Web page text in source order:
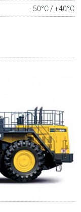
- 50°C / +40°C